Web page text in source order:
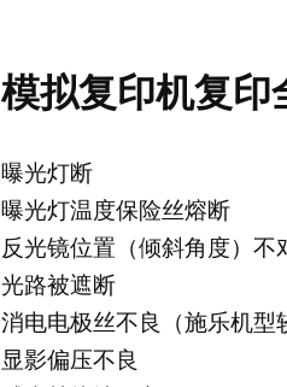
模拟复印机复印
曝光灯断
曝光灯温度保险丝熔断
反光镜位置（倾斜角度）不
光路被遮断
消电电极丝不良（施乐机型
显影偏压不良